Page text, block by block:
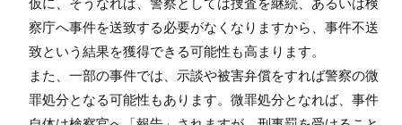
察庁へ事件を送致する必要がなくなりますから、事件不送
致という結果を獲得できる可能性も高まります。
また、一部の事件では、示談や被害弁償をすれば警察の微
罪処分となる可能性もあります。微罪処分となれば、事件